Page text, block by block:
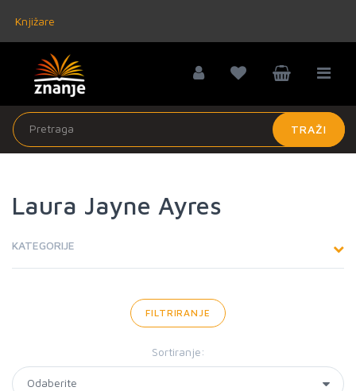
Knjižare
TRAŽI
Laura Jayne Ayres
KATEGORIJE
FILTRIRANJE
Sortiranje: